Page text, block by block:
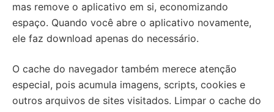
mas remove o aplicativo em si, economizando
espaço. Quando você abre o aplicativo novamente,
ele faz download apenas do necessário.
O cache do navegador também merece atenção
especial, pois acumula imagens, scripts, cookies e
outros arquivos de sites visitados. Limpar o cache do